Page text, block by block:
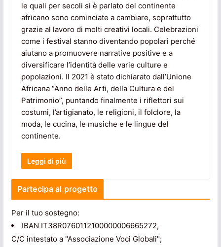
le quali per secoli si è parlato del continente
africano sono cominciate a cambiare, soprattutto
grazie al lavoro di molti creativi locali. Celebrazioni
come i festival stanno diventando popolari perché
aiutano a promuovere narrative positive e a
diversificare l’identità delle varie culture e
popolazioni. Il 2021 è stato dichiarato dall’Unione
Africana “Anno delle Arti, della Cultura e del
Patrimonio”, puntando finalmente i riflettori sui
costumi, l’artigianato, le religioni, il folclore, la
moda, le cucina, le musiche e le lingue del
continente.
Leggi di più
Partecipa al progetto
Per il tuo sostegno:
IBAN IT38R0760112100000006665272,
C/C intestato a "Associazione Voci Globali";